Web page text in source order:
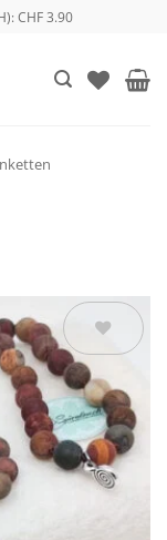
CHF 3.90
Auf die
Wunschliste